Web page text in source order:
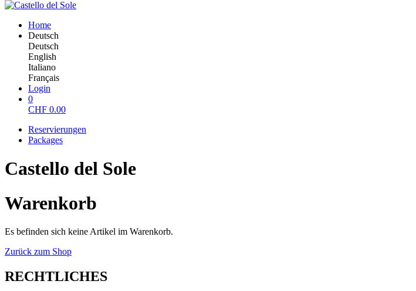
Home
Deutsch
Deutsch
English
Italiano
Français
Login
0
CHF 0.00
Reservierungen
Packages
Castello del Sole
Warenkorb
Es befinden sich keine Artikel im Warenkorb.
Zurück zum Shop
RECHTLICHES